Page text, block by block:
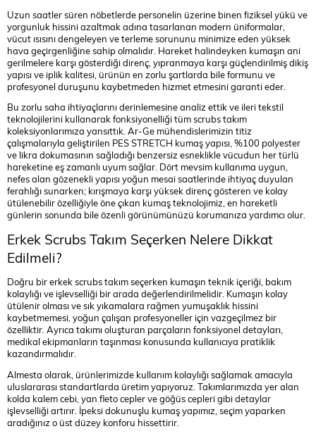
Uzun saatler süren nöbetlerde personelin üzerine binen fiziksel yükü ve
yorgunluk hissini azaltmak adına tasarlanan modern üniformalar,
vücut ısısını dengeleyen ve terleme sorununu minimize eden yüksek
hava geçirgenliğine sahip olmalıdır. Hareket halindeyken kumaşın ani
gerilmelere karşı gösterdiği direnç, yıpranmaya karşı güçlendirilmiş dikiş
yapısı ve iplik kalitesi, ürünün en zorlu şartlarda bile formunu ve
profesyonel duruşunu kaybetmeden hizmet etmesini garanti eder.
Bu zorlu saha ihtiyaçlarını derinlemesine analiz ettik ve ileri tekstil
teknolojilerini kullanarak fonksiyonelliği tüm scrubs takım
koleksiyonlarımıza yansıttık. Ar-Ge mühendislerimizin titiz
çalışmalarıyla geliştirilen PES STRETCH kumaş yapısı, %100 polyester
ve likra dokumasının sağladığı benzersiz esneklikle vücudun her türlü
hareketine eş zamanlı uyum sağlar. Dört mevsim kullanıma uygun,
nefes alan gözenekli yapısı yoğun mesai saatlerinde ihtiyaç duyulan
ferahlığı sunarken; kırışmaya karşı yüksek direnç gösteren ve kolay
ütülenebilir özelliğiyle öne çıkan kumaş teknolojimiz, en hareketli
günlerin sonunda bile özenli görünümünüzü korumanıza yardımcı olur.
Erkek Scrubs Takım Seçerken Nelere Dikkat
Edilmeli?
Doğru bir erkek scrubs takım seçerken kumaşın teknik içeriği, bakım
kolaylığı ve işlevselliği bir arada değerlendirilmelidir. Kumaşın kolay
ütülenir olması ve sık yıkamalara rağmen yumuşaklık hissini
kaybetmemesi, yoğun çalışan profesyoneller için vazgeçilmez bir
özelliktir. Ayrıca takımı oluşturan parçaların fonksiyonel detayları,
medikal ekipmanların taşınması konusunda kullanıcıya pratiklik
kazandırmalıdır.
Almesta olarak, ürünlerimizde kullanım kolaylığı sağlamak amacıyla
uluslararası standartlarda üretim yapıyoruz. Takımlarımızda yer alan
kolda kalem cebi, yan fleto cepler ve göğüs cepleri gibi detaylar
işlevselliği artırır. İpeksi dokunuşlu kumaş yapımız, seçim yaparken
aradığınız o üst düzey konforu hissettirir.